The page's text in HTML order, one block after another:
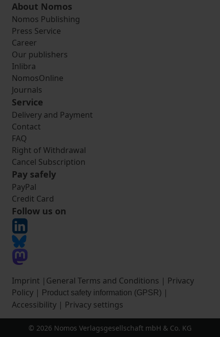
About Nomos
Nomos Publishing
Press Service
Career
Our publishers
Inlibra
NomosOnline
Journals
Service
Delivery and Payment
Contact
FAQ
Right of Withdrawal
Cancel Subscription
Pay safely
PayPal
Credit Card
Follow us on
Imprint | General Terms and Conditions | Privacy
Policy | Product safety information (GPSR) |
Accessibility | Privacy settings
© 2026 Nomos Verlagsgesellschaft mbH & Co. KG